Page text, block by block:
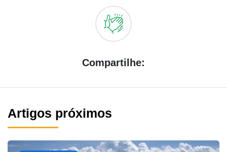
Compartilhe:
Artigos próximos